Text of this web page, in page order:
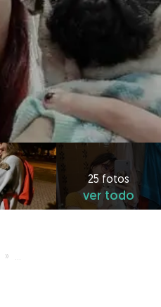
25 fotos
ver todo
»